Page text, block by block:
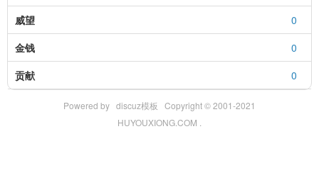
0
威望
0
金钱
0
贡献
Powered by discuz模板
Copyright © 2001-2021
HUYOUXIONG.COM .